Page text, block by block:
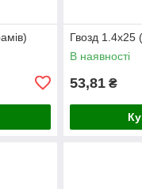
Гвозд 1.4х25
В наявності
53,81 ₴